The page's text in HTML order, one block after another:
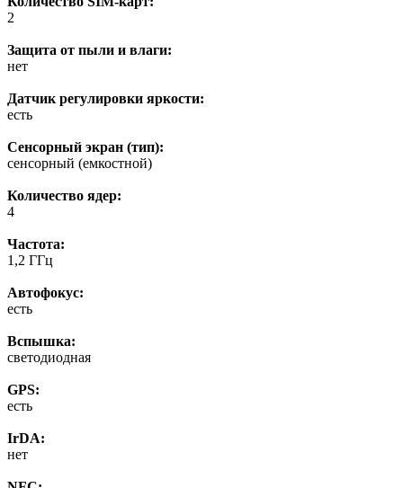
2
Защита от пыли и влаги:
нет
Датчик регулировки яркости:
есть
Сенсорный экран (тип):
сенсорный (емкостной)
Количество ядер:
4
Частота:
1,2 ГГц
Автофокус:
есть
Вспышка:
светодиодная
GPS:
есть
IrDA:
нет